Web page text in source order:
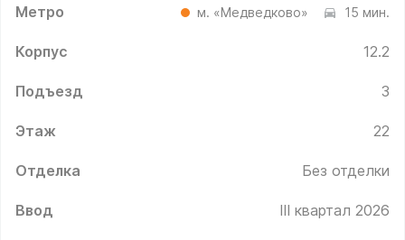
Метро м. «Медведково» 15 мин.
Корпус 12.2
Подъезд 3
Этаж 22
Отделка Без отделки
Ввод III квартал 2026